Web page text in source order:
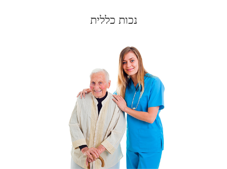
נכות כללית